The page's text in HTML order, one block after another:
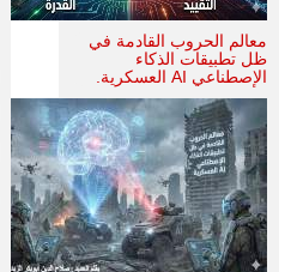
معالم الحروب القادمة في
ظل تطبيقات الذكاء
الإصطناعي AI العسكرية.